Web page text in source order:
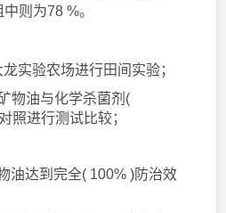
则为78 %。
实验农场进行田间实验；
物油与化学杀菌剂(
照进行测试比较；
油达到完全( 100% )防治效